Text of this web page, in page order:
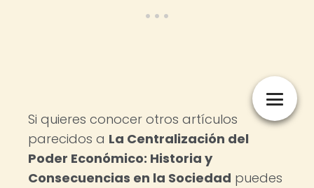
Si quieres conocer otros artículos
parecidos a La Centralización del
Poder Económico: Historia y
Consecuencias en la Sociedad puedes